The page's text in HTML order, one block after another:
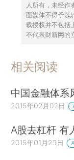
人所有，未经作
面媒体不得予以
载授权并不包括
不代表财新网的
相关阅读
中国金融体系
2015年02月02日
A股去杠杆 有
2015年01月29日